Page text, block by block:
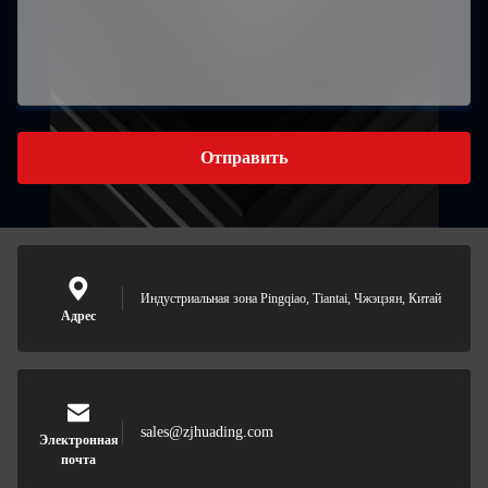
Отправить
Адрес
Индустриальная зона Pingqiao, Tiantai, Чжэцзян, Китай
Электронная
почта
sales@zjhuading.com